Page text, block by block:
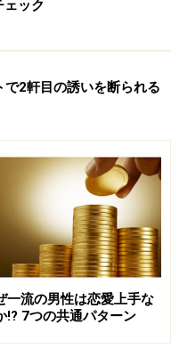
?！
手く行かない」と悩ん
に婚活が上手く行か
っていることが原因
なものでしょうか？
も諦めなかったあなた
トを、一緒に学んでい
婚活」にハマる3パタ
ック
で2軒目の誘いを断られる
一流の男性は恋愛上手な
!? 7つの共通パターン